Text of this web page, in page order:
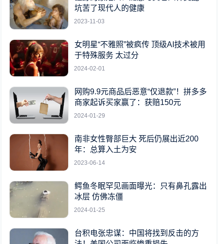
坑苦了现代人的健康
2023-11-03
女明星“不雅照”被疯传 顶级AI技术被用
于特殊服务 太过分
2024-02-01
网购9.9元商品后恶意“仅退款”！拼多多
商家起诉买家赢了：获赔150元
2024-01-29
南非女性臀部巨大 死后仍展出近200
年：总算入土为安
2023-06-14
鳄鱼冬眠罕见画面曝光：只有鼻孔露出
冰层 仿佛冻僵
2024-01-25
台积电张忠谋：中国将找到反击的方